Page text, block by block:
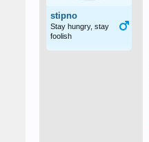
stipno
Stay hungry, stay
foolish